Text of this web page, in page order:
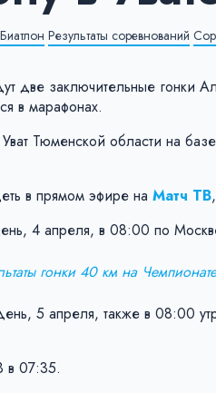
Биатлон Результаты соревнований
две заключительные гонки
в марафонах.
Тюменской области на
в прямом эфире на Матч ТВ
4 апреля, в 08:00 по
гонки 40 км на
5 апреля, также в 08:00
в 07:35.